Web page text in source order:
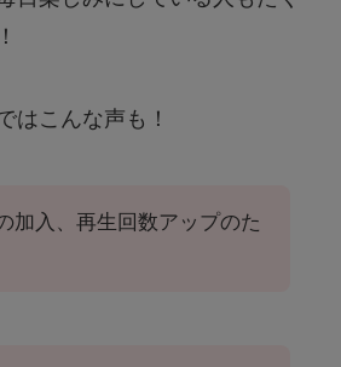
はこんな声も！
加入、再生回数アップのた